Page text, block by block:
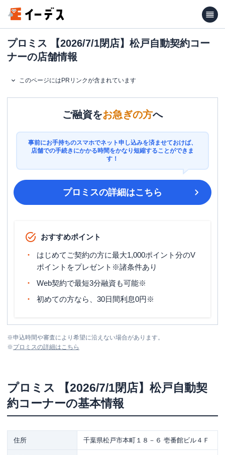
プロミス 【2026/7/1閉店】松戸自動契約コー
ナーの店舗情報
このページにはPRリンクが含まれています
ご融資をお急ぎの方へ
事前にお手持ちのスマホでネット申し込みを済ませておけば、
店舗での手続きにかかる時間をかなり短縮することができま
す！
プロミスの詳細はこちら
おすすめポイント
はじめてご契約の方に最大1,000ポイント分のV
ポイントをプレゼント※諸条件あり
Web契約で最短3分融資も可能※
初めての方なら、30日間利息0円※
※申込時間や審査により希望に沿えない場合があります。
※プロミスの詳細はこちら
プロミス
【2026/7/1閉店】松戸自動契
約コーナーの基本情報
住所 千葉県松戸市本町１８－６ 壱番館ビル４Ｆ